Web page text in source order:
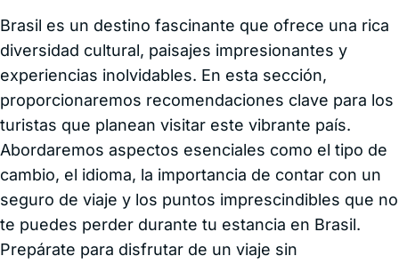
Brasil es un destino fascinante que ofrece una rica
diversidad cultural, paisajes impresionantes y
experiencias inolvidables. En esta sección,
proporcionaremos recomendaciones clave para los
turistas que planean visitar este vibrante país.
Abordaremos aspectos esenciales como el tipo de
cambio, el idioma, la importancia de contar con un
seguro de viaje y los puntos imprescindibles que no
te puedes perder durante tu estancia en Brasil.
Prepárate para disfrutar de un viaje sin